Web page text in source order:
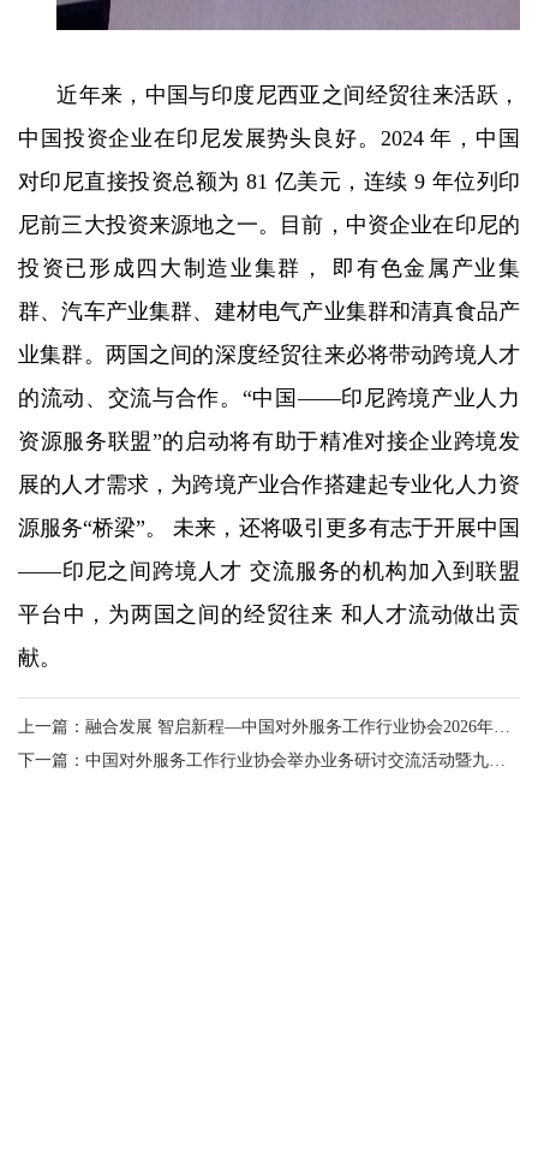
近年来，中国与印度尼西亚之间经贸往来活跃，
中国投资企业在印尼发展势头良好。2024 年，中国
对印尼直接投资总额为 81 亿美元，连续 9 年位列印
尼前三大投资来源地之一。目前，中资企业在印尼的
投资已形成四大制造业集群， 即有色金属产业集
群、汽车产业集群、建材电气产业集群和清真食品产
业集群。两国之间的深度经贸往来必将带动跨境人才
的流动、交流与合作。“中国——印尼跨境产业人力
资源服务联盟”的启动将有助于精准对接企业跨境发
展的人才需求，为跨境产业合作搭建起专业化人力资
源服务“桥梁”。 未来，还将吸引更多有志于开展中国
——印尼之间跨境人才 交流服务的机构加入到联盟
平台中，为两国之间的经贸往来 和人才流动做出贡
献。
上一篇：融合发展 智启新程—中国对外服务工作行业协会2026年度交流大会在徐州召开
下一篇：中国对外服务工作行业协会举办业务研讨交流活动暨九届二次理事会